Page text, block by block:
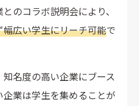
のコラボ説明会により、
広い学生にリーチ可能で
名度の高い企業にブース
業は学生を集めることが